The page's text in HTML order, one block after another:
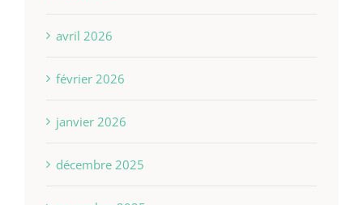
avril 2026
février 2026
janvier 2026
décembre 2025